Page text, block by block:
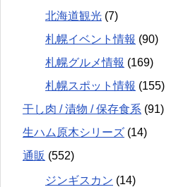
北海道観光 (7)
札幌イベント情報 (90)
札幌グルメ情報 (169)
札幌スポット情報 (155)
干し肉 / 漬物 / 保存食系 (91)
生ハム原木シリーズ (14)
通販 (552)
ジンギスカン (14)